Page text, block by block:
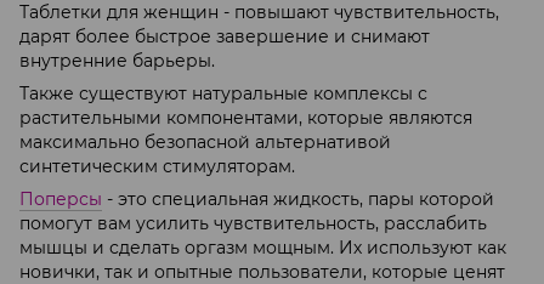
Таблетки для женщин - повышают чувствительность,
дарят более быстрое завершение и снимают
внутренние барьеры.
Также существуют натуральные комплексы с
растительными компонентами, которые являются
максимально безопасной альтернативой
синтетическим стимуляторам.
Поперсы - это специальная жидкость, пары которой
помогут вам усилить чувствительность, расслабить
мышцы и сделать оргазм мощным. Их используют как
новички, так и опытные пользователи, которые ценят